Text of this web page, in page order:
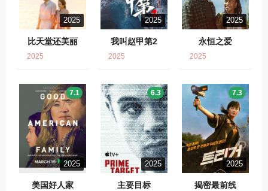
2025
比天堂还美丽
2025
2025
我叫赵甲第2
2025
2025
永恒之爱
2025
2025
美国好人家
7.1
2025
主要目标
6.3
2025
揭密最前线
7.3